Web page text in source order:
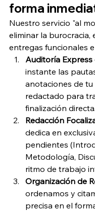
forma
Nuestro servicio "al
eliminar la
entregas funcionales
Auditoría Express
instante las
anotaciones de
redactado para
finalización directa.
Redacción
dedica en
pendientes
Metodología,
ritmo de trabajo
Organización de
ordenamos y
precisa en el